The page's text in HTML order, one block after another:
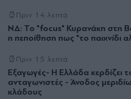
Πριν 14 λεπτά
ΝΔ: Το "focus" Κυρανάκη στη
η πεποίθηση πως "το παιχνίδι
Πριν 15 λεπτά
Εξαγωγές- Η Ελλάδα κερδίζει
ανταγωνιστές - Άνοδος
κλάδους